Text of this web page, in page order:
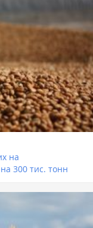
на
300 тис. тонн